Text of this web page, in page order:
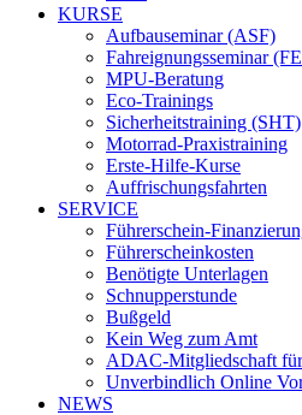
KURSE
Aufbauseminar (ASF)
Fahreignungsseminar
MPU-Beratung
Eco-Trainings
Sicherheitstraining (SHT)
Motorrad-Praxistraining
Erste-Hilfe-Kurse
Auffrischungsfahrten
SERVICE
Führerschein-
Führerscheinkosten
Benötigte Unterlagen
Schnupperstunde
Bußgeld
Kein Weg zum Amt
ADAC-Mitgliedschaft
Unverbindlich Online
NEWS